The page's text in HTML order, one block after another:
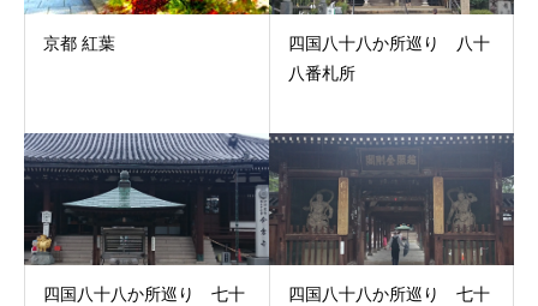
京都 紅葉
四国八十八か所巡り 八十
八番札所
四国八十八か所巡り 七十
四国八十八か所巡り 七十